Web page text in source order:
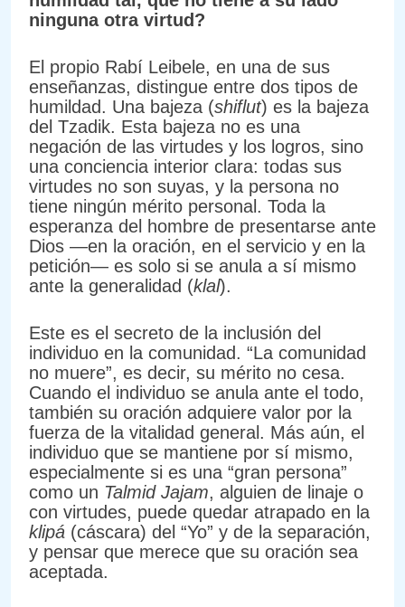
ninguna otra virtud?
El propio Rabí Leibele, en una de sus
enseñanzas, distingue entre dos tipos de
humildad. Una bajeza (shiflut) es la bajeza
del Tzadik. Esta bajeza no es una
negación de las virtudes y los logros, sino
una conciencia interior clara: todas sus
virtudes no son suyas, y la persona no
tiene ningún mérito personal. Toda la
esperanza del hombre de presentarse ante
Dios —en la oración, en el servicio y en la
petición— es solo si se anula a sí mismo
ante la generalidad (klal).
Este es el secreto de la inclusión del
individuo en la comunidad. “La comunidad
no muere”, es decir, su mérito no cesa.
Cuando el individuo se anula ante el todo,
también su oración adquiere valor por la
fuerza de la vitalidad general. Más aún, el
individuo que se mantiene por sí mismo,
especialmente si es una “gran persona”
como un Talmid Jajam, alguien de linaje o
con virtudes, puede quedar atrapado en la
klipá (cáscara) del “Yo” y de la separación,
y pensar que merece que su oración sea
aceptada.